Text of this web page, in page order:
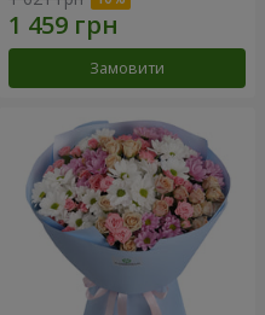
Замовити